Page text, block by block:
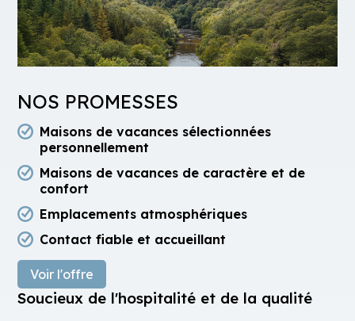
NOS PROMESSES
Maisons de vacances sélectionnées
personnellement
Maisons de vacances de caractère et de
confort
Emplacements atmosphériques
Contact fiable et accueillant
Voir l'offre
Soucieux de l'hospitalité et de la qualité